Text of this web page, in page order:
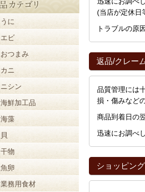
(当店が定休日
トラブルの原
返品/クレー
品質管理には
損・傷みなど
商品到着日の
迅速にお調べ
ショッピン
うに
エビ
おつまみ
カニ
ニシン
海鮮加工品
海藻
貝
干物
魚卵
業務用食材